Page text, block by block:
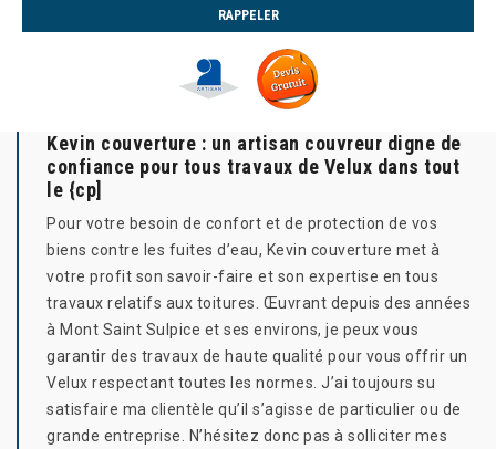
Kevin couverture : un artisan couvreur digne de
confiance pour tous travaux de Velux dans tout
le {cp]
Pour votre besoin de confort et de protection de vos
biens contre les fuites d’eau, Kevin couverture met à
votre profit son savoir-faire et son expertise en tous
travaux relatifs aux toitures. Œuvrant depuis des années
à Mont Saint Sulpice et ses environs, je peux vous
garantir des travaux de haute qualité pour vous offrir un
Velux respectant toutes les normes. J’ai toujours su
satisfaire ma clientèle qu’il s’agisse de particulier ou de
grande entreprise. N’hésitez donc pas à solliciter mes